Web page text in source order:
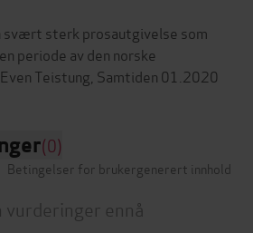
svært sterk prosautgivelse som
periode av den norske
(0)
Betingelser for brukergenerert innhold
vurderinger ennå